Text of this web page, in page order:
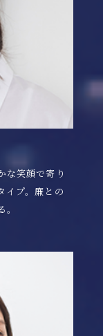
な笑顔で寄り
イプ。廉との